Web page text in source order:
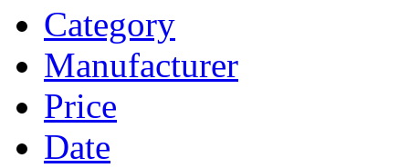
Category
Manufacturer
Price
Date